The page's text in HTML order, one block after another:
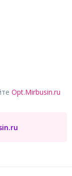
Opt.Mirbusin.ru